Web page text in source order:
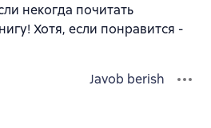
некогда почитать
Хотя, если понравится -
Javob berish